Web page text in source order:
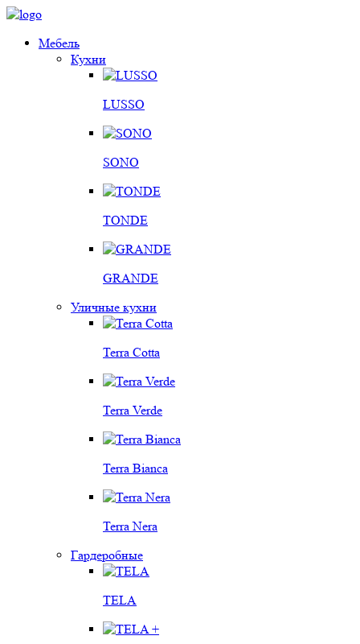
Мебель
Кухни
LUSSO
SONO
TONDE
GRANDE
Уличные кухни
Terra Cotta
Terra Verde
Terra Bianca
Terra Nera
Гардеробные
TELA